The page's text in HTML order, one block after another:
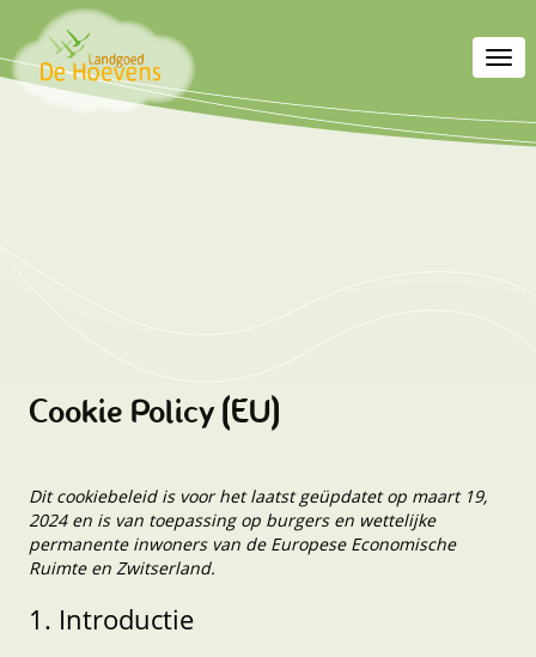
Cookie Policy (EU)
Dit cookiebeleid is voor het laatst geüpdatet op maart 19,
2024 en is van toepassing op burgers en wettelijke
permanente inwoners van de Europese Economische
Ruimte en Zwitserland.
1. Introductie